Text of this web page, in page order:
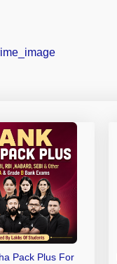
Pack Plus For